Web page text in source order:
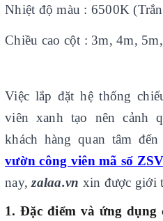
Nhiệt độ màu : 6500K
Chiều cao cột : 3m, 4m,
Việc lắp đặt hệ thống
viên xanh tạo nên cảnh
khách hàng quan tâm đến
vườn công viên mã số
nay,zalaa.vn xin được giới
1. Đặc điểm và ứng